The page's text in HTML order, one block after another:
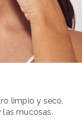
limpio y seco,
mucosas.